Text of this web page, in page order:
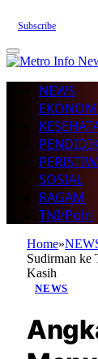
Subscribe
NEWS
SOSIAL
RAGAM
TNI/Polri
Home»
Sudirman ke
Kasih
NEWS